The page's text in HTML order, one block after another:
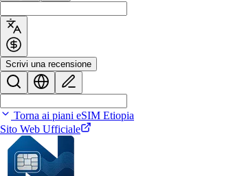
Scrivi una recensione
Torna ai piani eSIM Etiopia
Sito Web Ufficiale